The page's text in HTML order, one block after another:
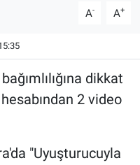
A- A+
dikkat
2 video
"Uyuşturucuyla